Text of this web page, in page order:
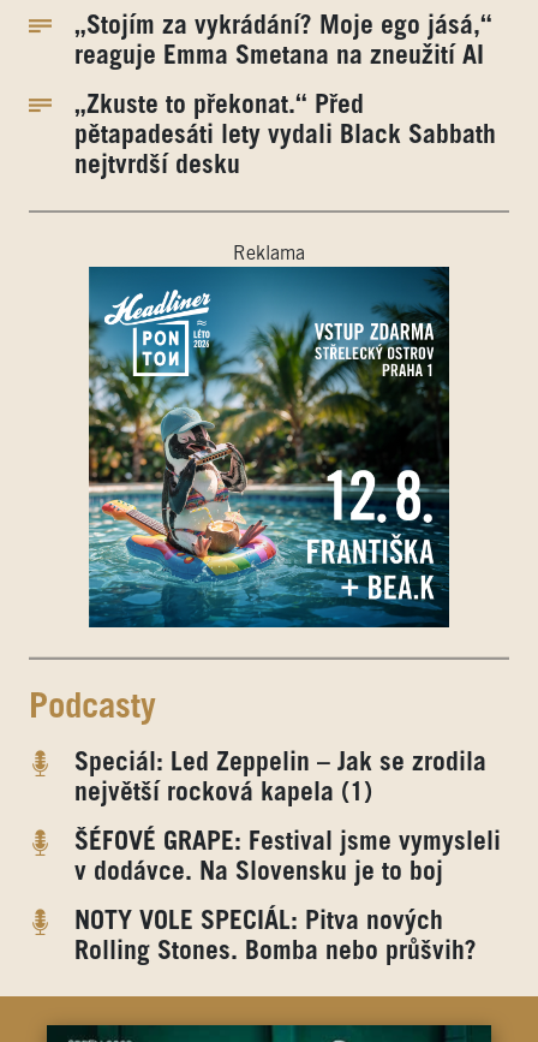
„Stojím za vykrádání? Moje ego jásá,“
reaguje Emma Smetana na zneužití AI
„Zkuste to překonat.“ Před
pětapadesáti lety vydali Black Sabbath
nejtvrdší desku
Reklama
Podcasty
Speciál: Led Zeppelin – Jak se zrodila
největší rocková kapela (1)
ŠÉFOVÉ GRAPE: Festival jsme vymysleli
v dodávce. Na Slovensku je to boj
NOTY VOLE SPECIÁL: Pitva nových
Rolling Stones. Bomba nebo průšvih?